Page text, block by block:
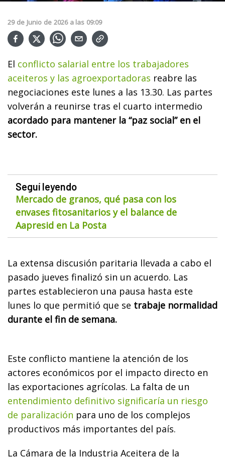
29 de Junio de 2026 a las 09:09
El conflicto salarial entre los trabajadores
aceiteros y las agroexportadoras reabre las
negociaciones este lunes a las 13.30. Las partes
volverán a reunirse tras el cuarto intermedio
acordado para mantener la “paz social” en el
sector.
Seguí leyendo
Mercado de granos, qué pasa con los
envases fitosanitarios y el balance de
Aapresid en La Posta
La extensa discusión paritaria llevada a cabo el
pasado jueves finalizó sin un acuerdo. Las
partes establecieron una pausa hasta este
lunes lo que permitió que se trabaje normalidad
durante el fin de semana.
Este conflicto mantiene la atención de los
actores económicos por el impacto directo en
las exportaciones agrícolas. La falta de un
entendimiento definitivo significaría un riesgo
de paralización para uno de los complejos
productivos más importantes del país.
La Cámara de la Industria Aceitera de la